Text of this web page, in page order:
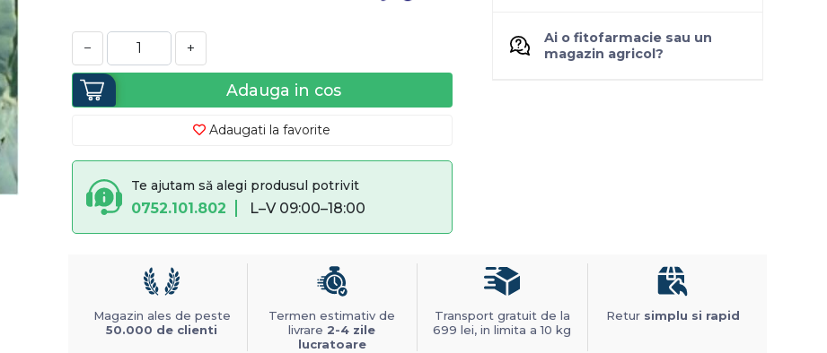
− +
Adauga in cos
Adaugati la favorite
Te ajutam să alegi produsul potrivit
0752.101.802 L–V 09:00–18:00
Ai o fitofarmacie sau un
magazin agricol?
Magazin ales de peste
50.000 de clienti
Termen estimativ de
livrare 2-4 zile
lucratoare
Transport gratuit de la
699 lei, in limita a 10 kg
Retur simplu si rapid